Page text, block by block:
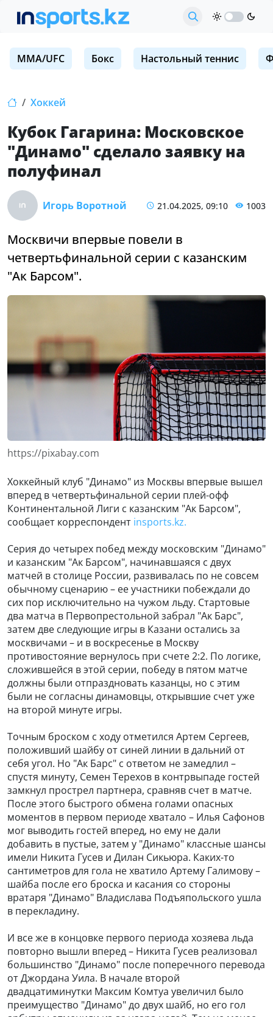
MMA/UFC Бокс Настольный теннис
Хоккей
Кубок Гагарина: Московское
"Динамо" сделало заявку на
полуфинал
Игорь Воротной 21.04.2025, 09:10 1003
Москвичи впервые повели в
четвертьфинальной серии с казанским
"Ак Барсом".
https://pixabay.com
Хоккейный клуб "Динамо" из Москвы впервые вышел
вперед в четвертьфинальной серии плей-офф
Континентальной Лиги с казанским "Ак Барсом",
сообщает корреспондент insports.kz.
Серия до четырех побед между московским "Динамо"
и казанским "Ак Барсом", начинавшаяся с двух
матчей в столице России, развивалась по не совсем
обычному сценарию – ее участники побеждали до
сих пор исключительно на чужом льду. Стартовые
два матча в Первопрестольной забрал "Ак Барс",
затем две следующие игры в Казани остались за
москвичами – и в воскресенье в Москву
противостояние вернулось при счете 2:2. По логике,
сложившейся в этой серии, победу в пятом матче
должны были отпраздновать казанцы, но с этим
были не согласны динамовцы, открывшие счет уже
на второй минуте игры.
Точным броском с ходу отметился Артем Сергеев,
положивший шайбу от синей линии в дальний от
себя угол. Но "Ак Барс" с ответом не замедлил –
спустя минуту, Семен Терехов в контрвыпаде гостей
замкнул прострел партнера, сравняв счет в матче.
После этого быстрого обмена голами опасных
моментов в первом периоде хватало – Илья Сафонов
мог выводить гостей вперед, но ему не дали
добавить в пустые, затем у "Динамо" классные шансы
имели Никита Гусев и Дилан Сикьюра. Каких-то
сантиметров для гола не хватило Артему Галимову –
шайба после его броска и касания со стороны
вратаря "Динамо" Владислава Подъяпольского ушла
в перекладину.
И все же в концовке первого периода хозяева льда
повторно вышли вперед – Никита Гусев реализовал
большинство "Динамо" после поперечного перевода
от Джордана Уила. В начале второй
двадцатиминутки Максим Комтуа увеличил было
преимущество "Динамо" до двух шайб, но его гол